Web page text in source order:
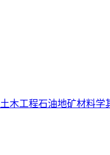
土木工程石油地矿材料学